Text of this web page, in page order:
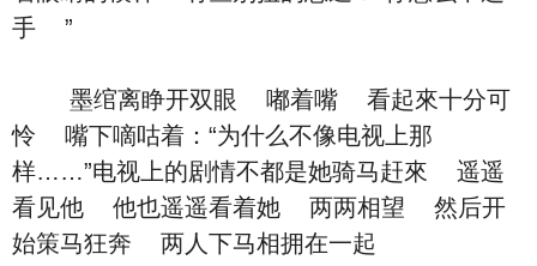
手 ”
墨绾离睁开双眼 嘟着嘴 看起來十分可
怜 嘴下嘀咕着：“为什么不像电视上那
样……”电视上的剧情不都是她骑马赶來 遥遥
看见他 他也遥遥看着她 两两相望 然后开
始策马狂奔 两人下马相拥在一起